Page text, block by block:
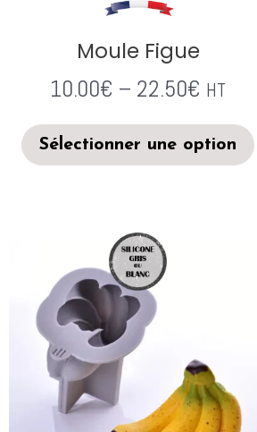
Moule Figue
10.00€ – 22.50€ HT
Sélectionner une option